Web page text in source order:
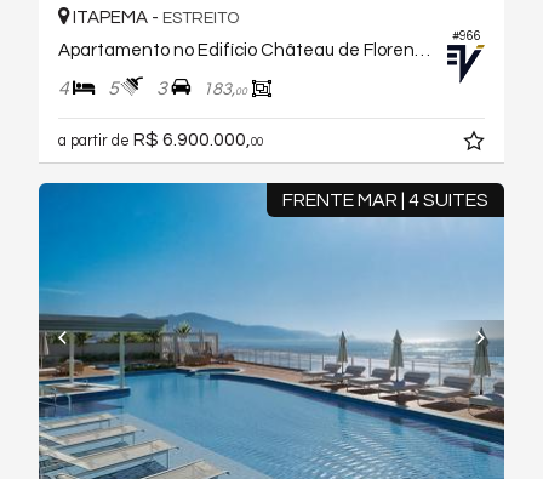
#966
ITAPEMA - ESTREITO
Apartamento no Edifício Château de Florence
4 5 3 183,00
a partir de R$ 6.900.000, 00
FRENTE MAR | 4 SUITES